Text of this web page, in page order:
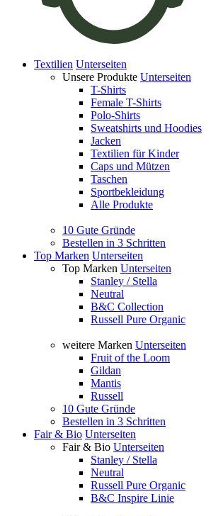
Textilien Unterseiten
Unsere Produkte Unterseiten
T-Shirts
Female T-Shirts
Polo-Shirts
Sweatshirts und Hoodies
Jacken
Textilien für Kinder
Caps und Mützen
Taschen
Sportbekleidung
Alle Produkte
10 Gute Gründe
Bestellen in 3 Schritten
Top Marken Unterseiten
Top Marken Unterseiten
Stanley / Stella
Neutral
B&C Collection
Russell Pure Organic
weitere Marken Unterseiten
Fruit of the Loom
Gildan
Mantis
Russell
10 Gute Gründe
Bestellen in 3 Schritten
Fair & Bio Unterseiten
Fair & Bio Unterseiten
Stanley / Stella
Neutral
Russell Pure Organic
B&C Inspire Linie